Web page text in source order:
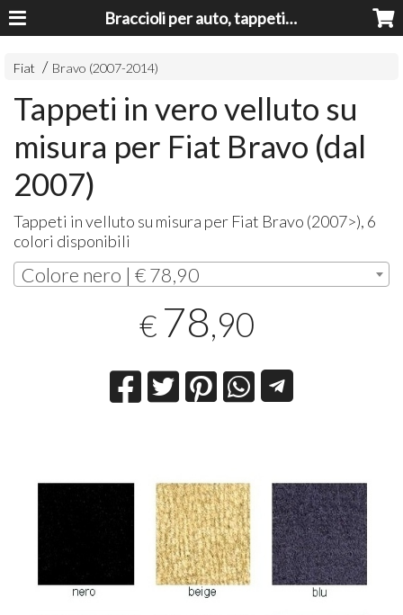
Braccioli per auto, tappeti auto, accessori auto MADE IN ITALY - Armrests, Mittelarmlehnen, Accoundoirs
Fiat Bravo (2007-2014)
Tappeti in vero velluto su
misura per Fiat Bravo (dal
2007)
Tappeti in velluto su misura per Fiat Bravo (2007>), 6
colori disponibili
Colore nero | € 78,90
€ 78,90